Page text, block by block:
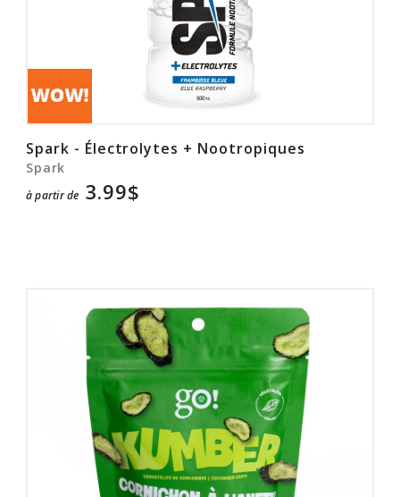
Spark - Électrolytes + Nootropiques
Spark
à partir de 3.99$